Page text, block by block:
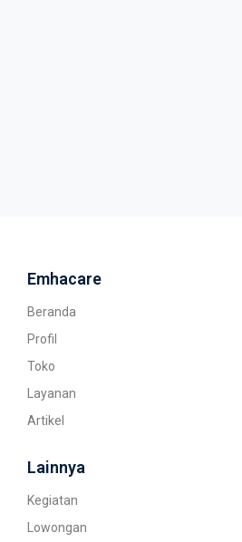
Emhacare
Beranda
Profil
Toko
Layanan
Artikel
Lainnya
Kegiatan
Lowongan